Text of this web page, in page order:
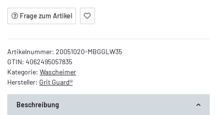
Frage zum Artikel
Artikelnummer: 20051020-MBGGLW35
GTIN: 4062495057835
Kategorie: Wascheimer
Hersteller: Grit Guard®
Beschreibung